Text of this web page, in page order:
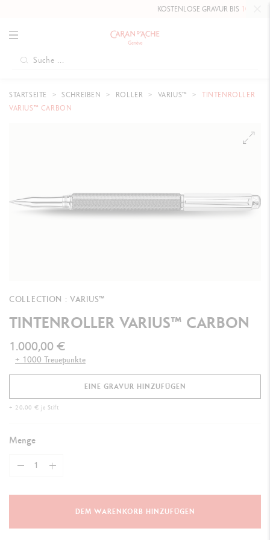
KOSTENLOSE GRAVUR BIS10. MAI
STARTSEITE SCHREIBEN ROLLER VARIUS™
TINTENROLLER
VARIUS™ CARBON
COLLECTION : VARIUS™
TINTENROLLER VARIUS™ CARBON
1.000,00 €
+ 1000 Treuepunkte
EINE GRAVUR HINZUFÜGEN
+ 20,00 € je Stift
Menge
DEM WARENKORB HINZUFÜGEN